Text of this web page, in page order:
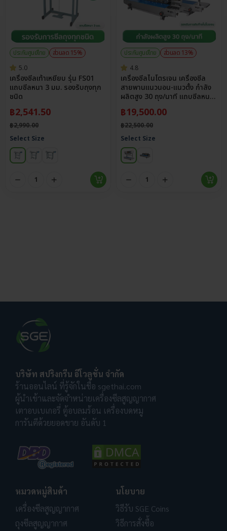
ประกันศูนย์ไทย
ส่วนลด 15%
5.0
เครื่องซีลเท้าเหยียบ รุ่น FS01
แถบซีลหนา 3 มม. รองรับถุงทุก
ชนิด
฿2,541.50
฿2,990.00
Select Size
ประกันศูนย์ไทย
ส่วนลด 13%
4.8
เครื่องซีลไนโตรเจน เครื่องซีล
สายพานแนวนอน-แนวตั้ง กำลัง
ผลิตสูง 30 ถุง/นาที แถบซีลหนา
฿19,500.00
฿22,500.00
Select Size
บริษัท สปริงกรีน อีโวลูชั่น จำกัด
ร้านออนไลน์ ที่รู้จักในชื่อ sgethai.com
ผู้นำเข้าและจัดจำหน่ายเครื่องซีลสูญญากาศ
เตาอบเบเกอรี่ ตู้อบลมร้อน เครื่องบดหมู
การันตีด้วยยอดขาย อันดับ 1
หมวดหมู่สินค้า
เครื่องซีลสูญญากาศ
ถุงซีลสูญญากาศ
นโยบาย
วิธีรับ SGE Coins
วิธีการสั่งซื้อ